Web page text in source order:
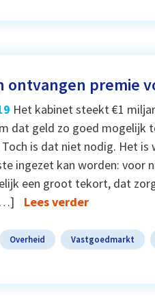
ontvangen premie
Het kabinet steekt €1
dat geld zo goed mogelijk
is dat niet nodig. Het is
ingezet kan worden: voor
een groot tekort, dat
Lees verder
Overheid Vastgoedmarkt